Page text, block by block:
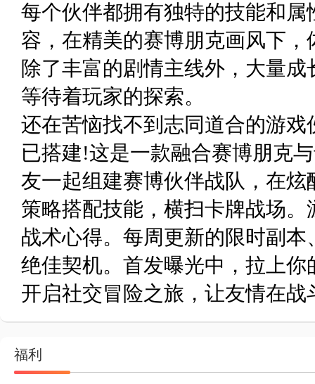
每个伙伴都拥有独特的技能和
容，在精美的赛博朋克画风下
除了丰富的剧情主线外，大量
等待着玩家的探索。
还在苦恼找不到志同道合的游
已搭建!这是一款融合赛博朋克
友一起组建赛博伙伴战队，在
策略搭配技能，横扫卡牌战场
战术心得。每周更新的限时副
绝佳契机。首发曝光中，拉上
开启社交冒险之旅，让友情在战
福利